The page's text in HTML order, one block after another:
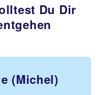
Du Dir
(Michel)